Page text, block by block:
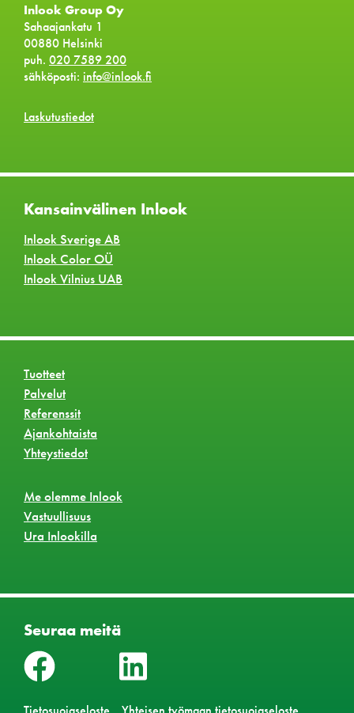
Inlook Group Oy
Sahaajankatu 1
00880 Helsinki
puh. 020 7589 200
sähköposti: info@inlook.fi
Laskutustiedot
Kansainvälinen Inlook
Inlook Sverige AB
Inlook Color OÜ
Inlook Vilnius UAB
Tuotteet
Palvelut
Referenssit
Ajankohtaista
Yhteystiedot
Me olemme Inlook
Vastuullisuus
Ura Inlookilla
Seuraa meitä